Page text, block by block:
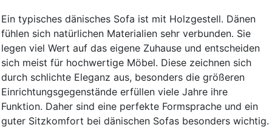
Ein typisches dänisches Sofa ist mit Holzgestell. Dänen
fühlen sich natürlichen Materialien sehr verbunden. Sie
legen viel Wert auf das eigene Zuhause und entscheiden
sich meist für hochwertige Möbel. Diese zeichnen sich
durch schlichte Eleganz aus, besonders die größeren
Einrichtungsgegenstände erfüllen viele Jahre ihre
Funktion. Daher sind eine perfekte Formsprache und ein
guter Sitzkomfort bei dänischen Sofas besonders wichtig.